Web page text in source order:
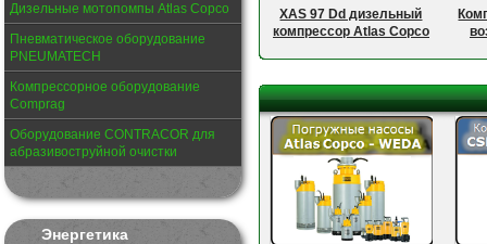
Дизельные мотопомпы Atlas Copco
Пневматическое оборудование
PNEUMATECH
Компрессорное оборудование
Comprag
Оборудование CONTRACOR для
абразивоструйной очистки
Энергетика
XAS 97 Dd дизельный
компрессор Atlas Copco